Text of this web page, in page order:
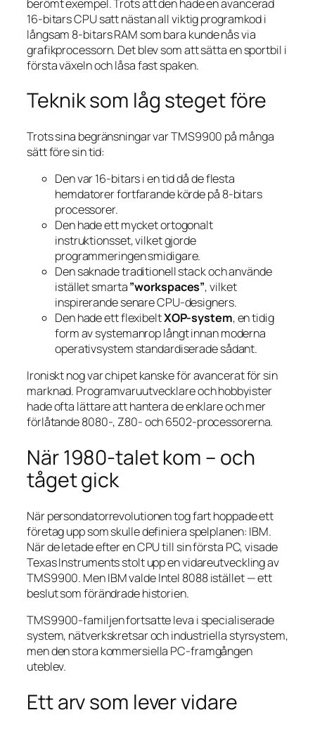
berömt exempel. Trots att den hade en avancerad
16-bitars CPU satt nästan all viktig programkod i
långsam 8-bitars RAM som bara kunde nås via
grafikprocessorn. Det blev som att sätta en sportbil i
första växeln och låsa fast spaken.
Teknik som låg steget före
Trots sina begränsningar var TMS9900 på många
sätt före sin tid:
Den var 16-bitars i en tid då de flesta
hemdatorer fortfarande körde på 8-bitars
processorer.
Den hade ett mycket ortogonalt
instruktionsset, vilket gjorde
programmeringen smidigare.
Den saknade traditionell stack och använde
istället smarta”workspaces”, vilket
inspirerande senare CPU-designers.
Den hade ett flexibeltXOP-system, en tidig
form av systemanrop långt innan moderna
operativsystem standardiserade sådant.
Ironiskt nog var chipet kanskeför avanceratför sin
marknad. Programvaruutvecklare och hobbyister
hade ofta lättare att hantera de enklare och mer
förlåtande 8080-, Z80- och 6502-processorerna.
När 1980-talet kom – och
tåget gick
När persondatorrevolutionen tog fart hoppade ett
företag upp som skulle definiera spelplanen: IBM.
När de letade efter en CPU till sin första PC, visade
Texas Instruments stolt upp en vidareutveckling av
TMS9900. Men IBM valde Intel 8088 istället — ett
beslut som förändrade historien.
TMS9900-familjen fortsatte leva i specialiserade
system, nätverkskretsar och industriella styrsystem,
men den stora kommersiella PC-framgången
uteblev.
Ett arv som lever vidare